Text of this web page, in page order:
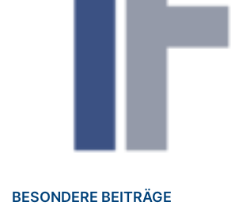
BESONDERE BEITRÄGE